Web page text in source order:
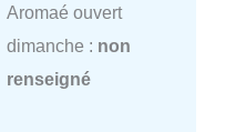
Aromaé ouvert
dimanche : non
renseigné